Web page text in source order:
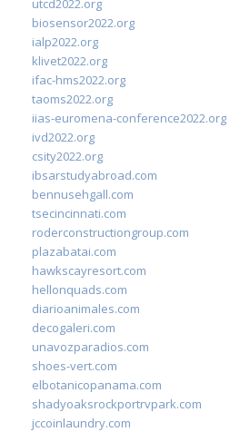
biosensor2022.org
ialp2022.org
klivet2022.org
ifac-hms2022.org
taoms2022.org
iias-euromena-conference2022.org
ivd2022.org
csity2022.org
ibsarstudyabroad.com
bennusehgall.com
tsecincinnati.com
roderconstructiongroup.com
plazabatai.com
hawkscayresort.com
hellonquads.com
diarioanimales.com
decogaleri.com
unavozparadios.com
shoes-vert.com
elbotanicopanama.com
shadyoaksrockportrvpark.com
jccoinlaundry.com